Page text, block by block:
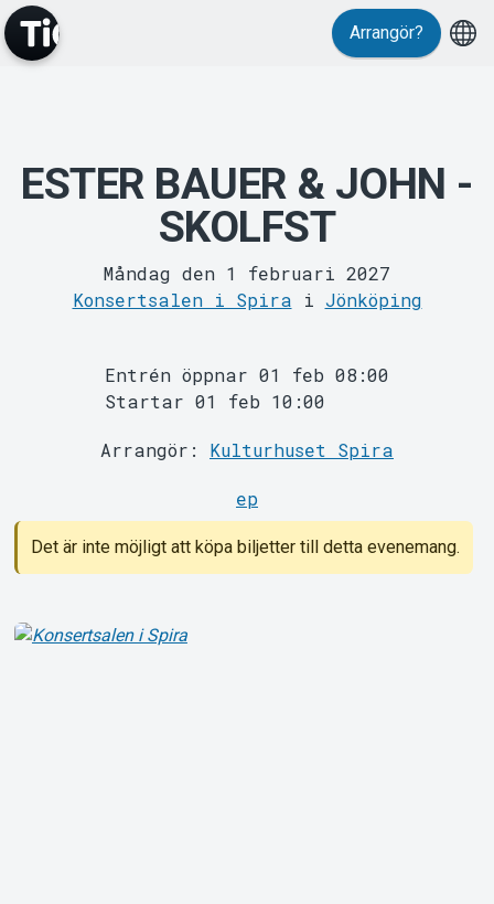
Evenemang
MyTickster
Support
Arrangör?
ESTER BAUER & JOHN -
SKOLFST
Måndag den 1 februari 2027
Konsertsalen i Spira i Jönköping
Entrén öppnar 01 feb 08:00
Startar 01 feb 10:00
Arrangör: Kulturhuset Spira
ep
Det är inte möjligt att köpa biljetter till detta evenemang.